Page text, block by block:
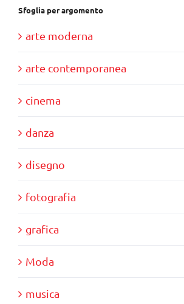
Sfoglia per argomento
arte moderna
arte contemporanea
cinema
danza
disegno
fotografia
grafica
Moda
musica